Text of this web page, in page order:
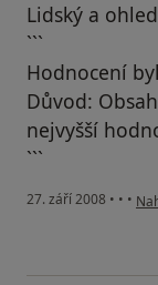
Lidský a
```
Hodnocení
Důvod:
nejvyšší
```
27. září 2008 • • •